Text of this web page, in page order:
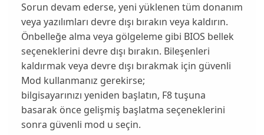
Sorun devam ederse, yeni yüklenen tüm donanım
veya yazılımları devre dışı bırakın veya kaldırın.
Önbelleğe alma veya gölgeleme gibi BIOS bellek
seçeneklerini devre dışı bırakın. Bileşenleri
kaldırmak veya devre dışı bırakmak için güvenli
Mod kullanmanız gerekirse;
bilgisayarınızı yeniden başlatın, F8 tuşuna
basarak önce gelişmiş başlatma seçeneklerini
sonra güvenli mod u seçin.